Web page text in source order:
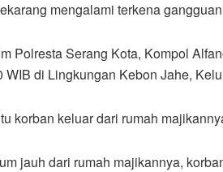
mengalami terkena
Polresta Serang Kota, Kompol
WIB di Lingkungan Kebon Jahe,
korban keluar dari rumah
jauh dari rumah majikannya,